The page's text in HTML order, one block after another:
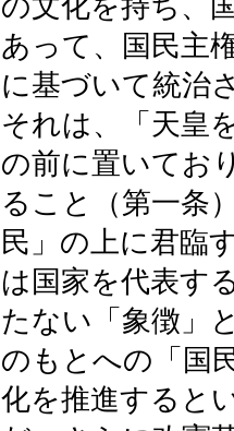
の文化を持ち、
あって、国民主
に基づいて統治
それは、「天皇
の前に置いてお
ること（第一条
民」の上に君臨
は国家を代表す
たない「象徴」
のもとへの「国
化を推進すると